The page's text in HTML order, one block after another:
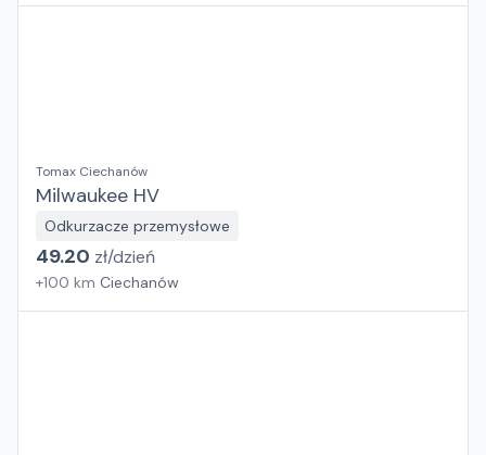
Tomax Ciechanów
Milwaukee HV
Odkurzacze przemysłowe
49.20 zł/dzień
+100 km Ciechanów